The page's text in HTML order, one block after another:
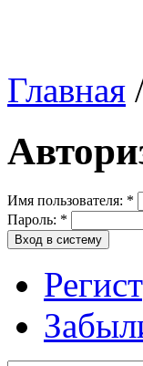
Главная
Имя пользователя: *
Пароль: *